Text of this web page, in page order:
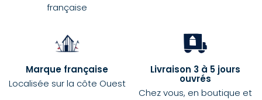
française
Marque française
Localisée sur la côte Ouest
Livraison 3 à 5 jours
ouvrés
Chez vous, en boutique et